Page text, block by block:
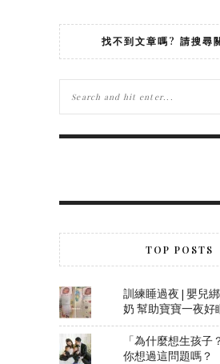
找不到文章嗎? 請搜尋
TOP POSTS
訓練睡過夜 | 嬰兒
奶 幫助寶寶一夜好
「為什麼想生孩子
你想過這問題嗎？